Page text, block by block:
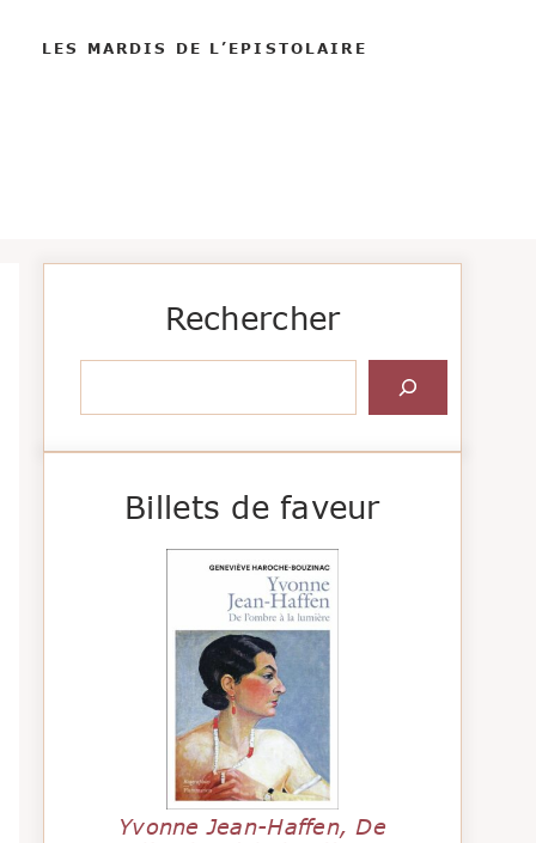
LES MARDIS DE L’EPISTOLAIRE
Rechercher
Billets de faveur
Yvonne Jean-Haffen, De